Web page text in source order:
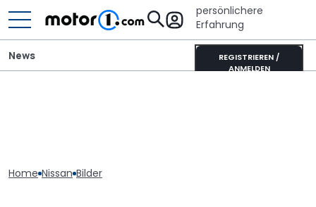
persönlichere
Erfahrung
REGISTRIEREN /
ANMELDEN
News
Home Nissan Bilder